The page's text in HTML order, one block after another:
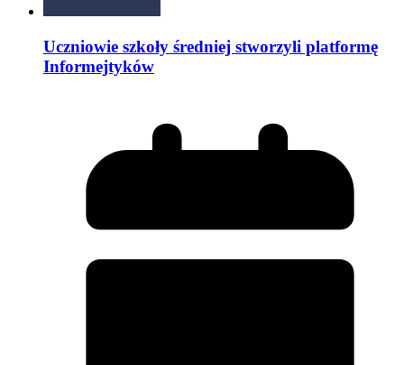
Uczniowie szkoły średniej stworzyli platformę
Informejtyków